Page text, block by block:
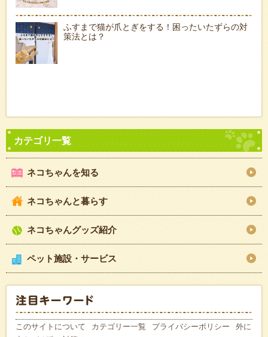
ふすまで猫が爪とぎをする！困ったいたずらの対
策法とは？
ネコちゃんを知る
ネコちゃんと暮らす
ネコちゃんグッズ紹介
ペット施設・サービス
このサイトについて カテゴリー一覧 プライバシーポリシー
外に